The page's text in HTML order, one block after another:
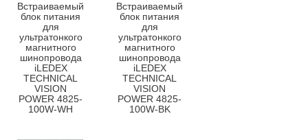
Встраиваемый
блок питания
для
ультратонкого
магнитного
шинопровода
iLEDEX
TECHNICAL
VISION
POWER 4825-
100W-WH
Встраиваемый
блок питания
для
ультратонкого
магнитного
шинопровода
iLEDEX
TECHNICAL
VISION
POWER 4825-
100W-BK